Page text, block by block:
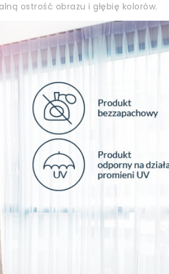
ostrość obrazu i głębię kolorów.